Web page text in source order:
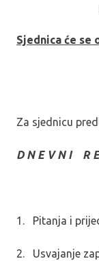
Sjednica će se
Za sjednicu
D N E V N I R
1. Pitanja i
2. Usvajanje